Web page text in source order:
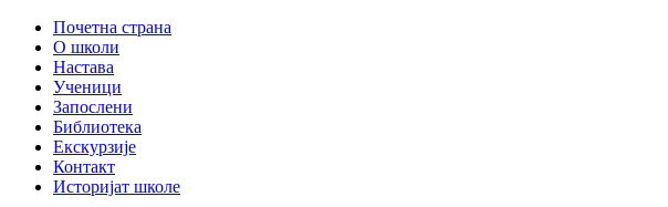
Почетна страна
О школи
Настава
Ученици
Запослени
Библиотека
Екскурзије
Контакт
Историјат школе